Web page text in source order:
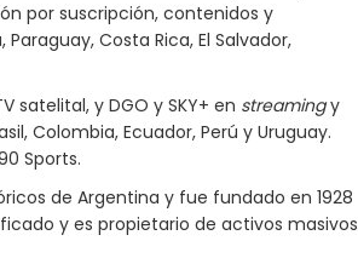
por suscripción, contenidos y
Costa Rica, El Salvador,
satelital, y DGO y SKY+ en streamingy
Colombia, Ecuador, Perú y Uruguay.
Sports.
de Argentina y fue fundado en 1928
y es propietario de activos masivos